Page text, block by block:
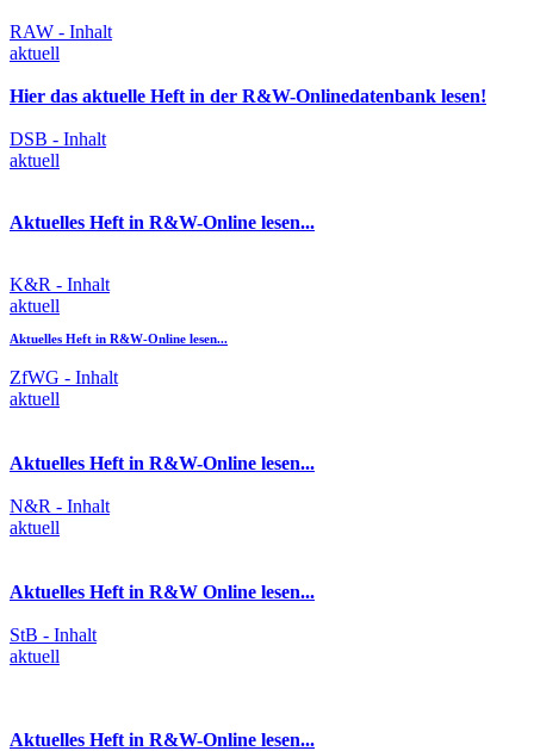
RAW - Inhalt
aktuell
Hier das aktuelle Heft in der R&W-Onlinedatenbank lesen!
DSB - Inhalt
aktuell
Aktuelles Heft in R&W-Online lesen...
K&R - Inhalt
aktuell
Aktuelles Heft in R&W-Online lesen...
ZfWG - Inhalt
aktuell
Aktuelles Heft in R&W-Online lesen...
N&R - Inhalt
aktuell
Aktuelles Heft in R&W Online lesen...
StB - Inhalt
aktuell
Aktuelles Heft in R&W-Online lesen...